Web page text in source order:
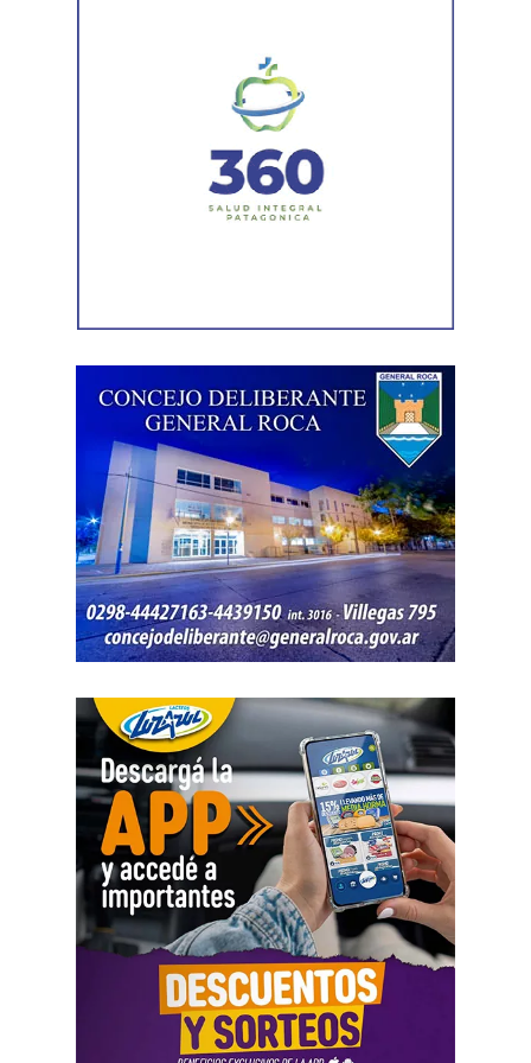
la magistrada explicó que el
desistimiento es una forma de poner fin
anticipadamente a un proceso judicial cuando una de
las partes decide no continuar con la acción.
Agregó que el Código Procesal Civil y Comercial autoriza
esa posibilidad siempre que, si la demanda ya fue
concretado, la jueza entendió que estaban cumplidos
todos los requisitos legales para admitir el desistimiento y
declarar extinguido el proceso.
«En virtud de ello entiendo que se encuentran
configurados los recaudos previstos en el artículo 278,
para que opere el desistimiento del proceso por voluntad
de la parte», explicó. Además, se estableció que las
actuaciones permanezcan archivadas en formato digital,
conforme a la normativa vigente del Poder Judicial de Río
Negro.